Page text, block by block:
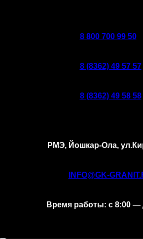
8 800 700 99 50
8 (8362) 49 57 57
8 (8362) 49 58 58
РМЭ, Йошкар-Ола,
INFO@GK-
Время работы: с 8:00 —